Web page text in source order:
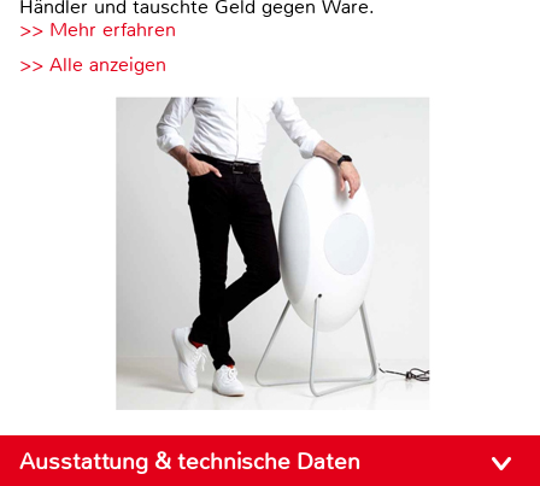
Händler und tauschte Geld gegen Ware.
>> Mehr erfahren
>> Alle anzeigen
Ausstattung & technische Daten